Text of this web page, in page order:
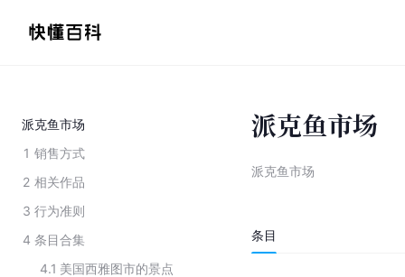
派克鱼市场
1 销售方式
2 相关作品
3 行为准则
4 条目合集
4.1 美国西雅图市的景点
派克鱼市场
派克鱼市场
条目